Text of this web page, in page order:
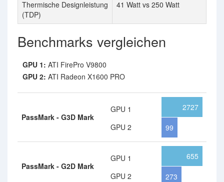
Thermische Designleistung
(TDP)
41 Watt vs 250 Watt
Benchmarks vergleichen
GPU 1: ATI FirePro V9800
GPU 2: ATI Radeon X1600 PRO
PassMark - G3D Mark
GPU 1
GPU 2
2727
99
PassMark - G2D Mark
GPU 1
GPU 2
655
273